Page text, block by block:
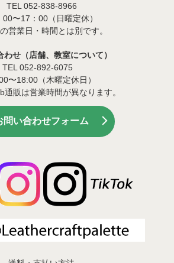
TEL 052-838-8966
00〜17：00（日曜定休）
営業日・時間とは別です。
わせ（店舗、教室について）
TEL 052-892-6075
〜18:00（木曜定休日）
通販は営業時間が異なります。
問い合わせフォーム